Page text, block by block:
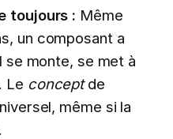
toujours : Même
un composant a
se monte, se met à
Le conceptde
même si la